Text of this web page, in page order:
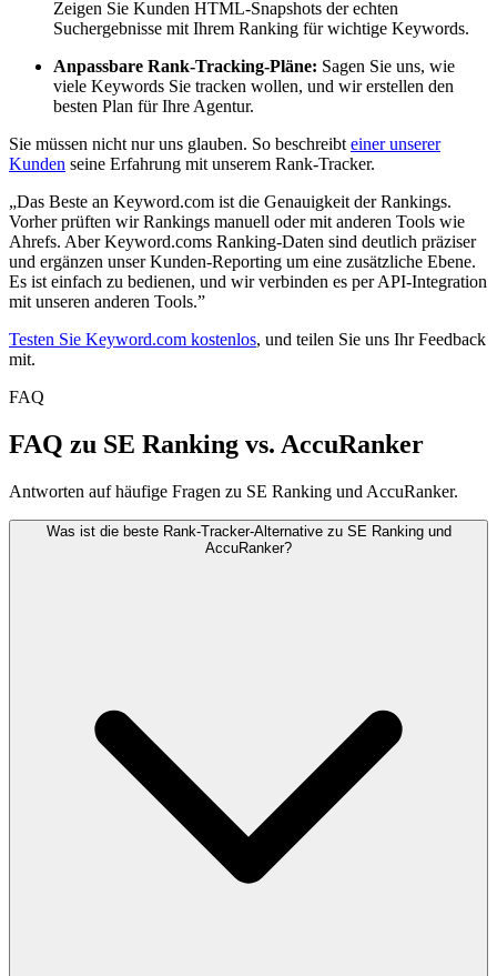
Zeigen Sie Kunden HTML-Snapshots der echten
Suchergebnisse mit Ihrem Ranking für wichtige Keywords.
Anpassbare Rank-Tracking-Pläne: Sagen Sie uns, wie
viele Keywords Sie tracken wollen, und wir erstellen den
besten Plan für Ihre Agentur.
Sie müssen nicht nur uns glauben. So beschreibt einer unserer
Kunden seine Erfahrung mit unserem Rank-Tracker.
„Das Beste an Keyword.com ist die Genauigkeit der Rankings.
Vorher prüften wir Rankings manuell oder mit anderen Tools wie
Ahrefs. Aber Keyword.coms Ranking-Daten sind deutlich präziser
und ergänzen unser Kunden-Reporting um eine zusätzliche Ebene.
Es ist einfach zu bedienen, und wir verbinden es per API-Integration
mit unseren anderen Tools.”
Testen Sie Keyword.com kostenlos, und teilen Sie uns Ihr Feedback
mit.
FAQ
FAQ zu SE Ranking vs. AccuRanker
Antworten auf häufige Fragen zu SE Ranking und AccuRanker.
Was ist die beste Rank-Tracker-Alternative zu SE Ranking und
AccuRanker?